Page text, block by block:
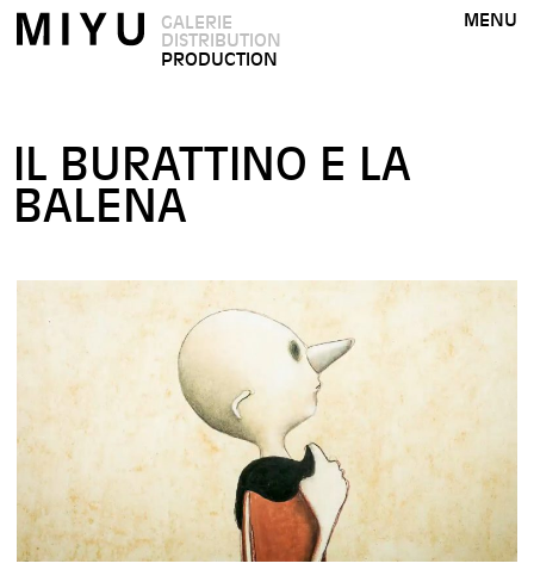
GALERIE
DISTRIBUTION
PRODUCTION
MENU
IL BURATTINO E LA
BALENA